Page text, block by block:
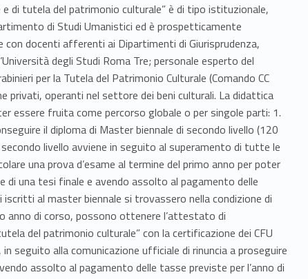
di tutela del patrimonio culturale” è di tipo istituzionale,
di Studi Umanistici ed è prospetticamente
docenti afferenti ai Dipartimenti di Giurisprudenza,
degli Studi Roma Tre; personale esperto del
per la Tutela del Patrimonio Culturale (Comando CC
privati, operanti nel settore dei beni culturali. La didattica
essere fruita come percorso globale o per singole parti: 1.
il diploma di Master biennale di secondo livello (120
livello avviene in seguito al superamento di tutte le
una prova d’esame al termine del primo anno per poter
di una tesi finale e avendo assolto al pagamento delle
al master biennale si trovassero nella condizione di
anno di corso, possono ottenere l’attestato di
del patrimonio culturale” con la certificazione dei CFU
seguito alla comunicazione ufficiale di rinuncia a proseguire
assolto al pagamento delle tasse previste per l’anno di